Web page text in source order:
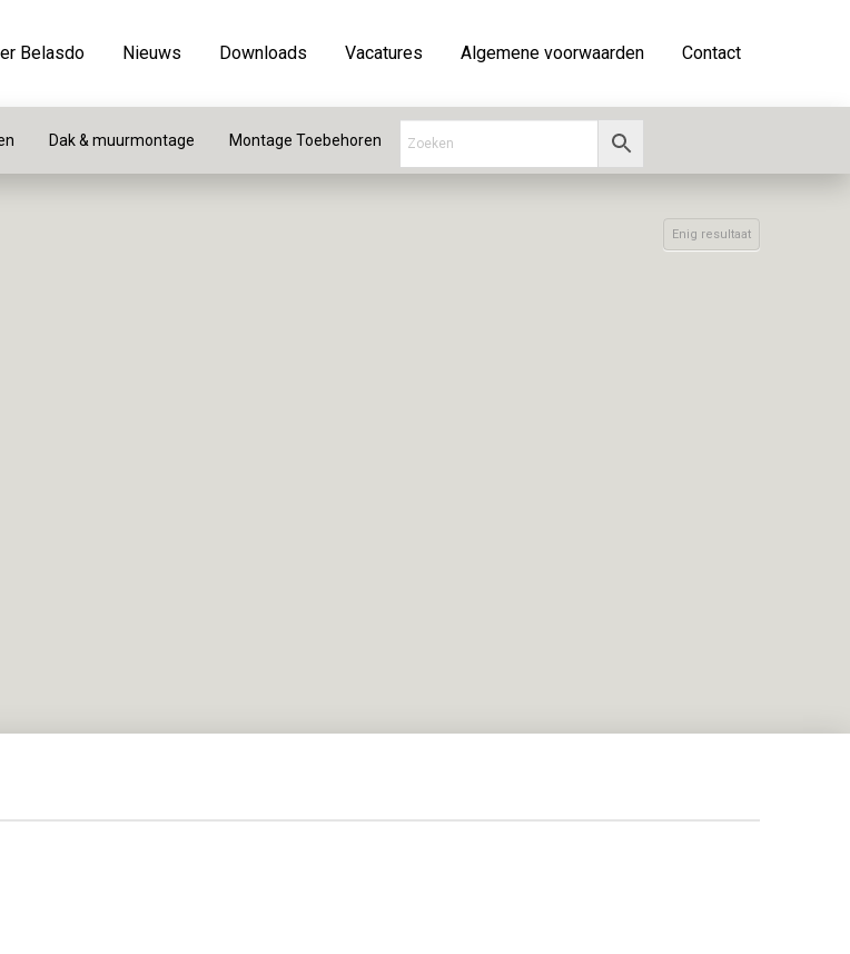
Belasdo Nieuws Downloads Vacatures Algemene voorwaarden Contact
Dak & muurmontage Montage Toebehoren
Enig resultaat